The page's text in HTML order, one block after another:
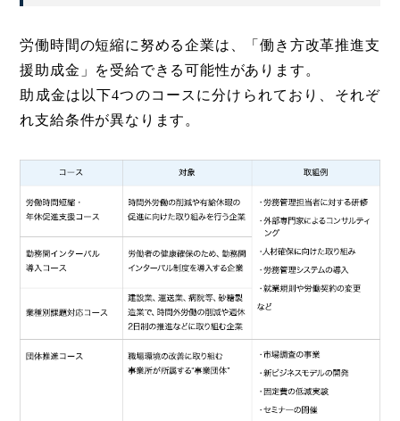
労働時間の短縮に努める企業は、「働き方改革推進支
援助成金」を受給できる可能性があります。
助成金は以下4つのコースに分けられており、それぞ
れ支給条件が異なります。